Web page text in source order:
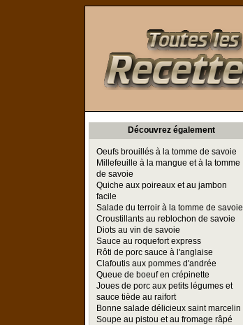
Découvrez également
Oeufs brouillés à la tomme de savoie
Millefeuille à la mangue et à la tomme
de savoie
Quiche aux poireaux et au jambon
facile
Salade du terroir à la tomme de savoie
Croustillants au reblochon de savoie
Diots au vin de savoie
Sauce au roquefort express
Rôti de porc sauce à l'anglaise
Clafoutis aux pommes d'andrée
Queue de boeuf en crépinette
Joues de porc aux petits légumes et
sauce tiède au raifort
Bonne salade délicieux saint marcelin
Soupe au pistou et au fromage râpé